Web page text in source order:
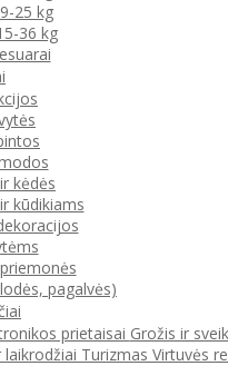
25 kg
36 kg
kėdės
kūdikiams
pagalvės)
prietaisai Grožis ir
Turizmas Virtuvės